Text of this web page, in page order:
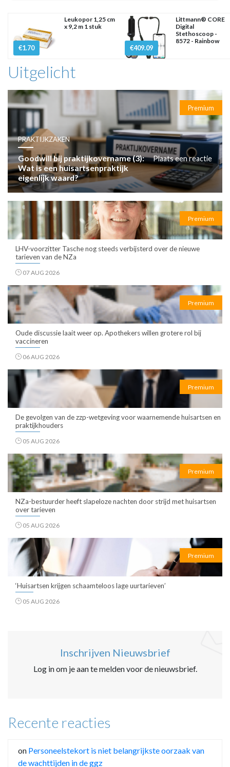
€1.70
Leukopor 1,25 cm
x 9,2 m 1 stuk
€409.09
Littmann® CORE
Digital
Stethoscoop -
8572 - Rainbow
Uitgelicht
Premium
PRAKTIJKZAKEN
Goodwill bij praktijkovername (3):
Wat is een huisartsenpraktijk
eigenlijk waard?
Plaats een reactie
Premium
LHV-voorzitter Tasche nog steeds verbijsterd over de nieuwe
tarieven van de NZa
07 AUG 2026
Premium
Oude discussie laait weer op. Apothekers willen grotere rol bij
vaccineren
06 AUG 2026
Premium
De gevolgen van de zzp-wetgeving voor waarnemende huisartsen en
praktijkhouders
05 AUG 2026
Premium
NZa-bestuurder heeft slapeloze nachten door strijd met huisartsen
over tarieven
05 AUG 2026
Premium
‘Huisartsen krijgen schaamteloos lage uurtarieven’
05 AUG 2026
Inschrijven Nieuwsbrief
Log in om je aan te melden voor de nieuwsbrief.
Recente reacties
on Personeelstekort is niet belangrijkste oorzaak van
de wachttijden in de ggz